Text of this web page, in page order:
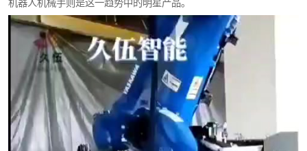
机器人机械手则是这一趋势中的明星产品。